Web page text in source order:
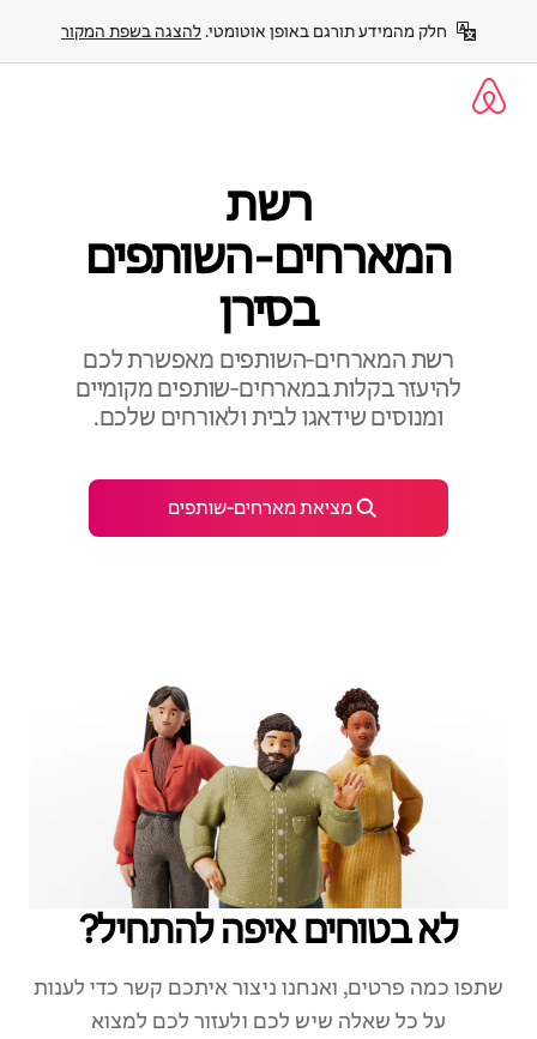
חלק מהמידע תורגם באופן אוטומטי. להצגה בשפת המקור
רשת
המארחים‑השותפים
בסירן
רשת המארחים‑השותפים מאפשרת לכם
להיעזר בקלות במארחים‑שותפים מקומיים
ומנוסים שידאגו לבית ולאורחים שלכם.
מציאת מארחים‑שותפים
לא בטוחים איפה להתחיל?
שתפו כמה פרטים, ואנחנו ניצור איתכם קשר כדי לענות
על כל שאלה שיש לכם ולעזור לכם למצוא